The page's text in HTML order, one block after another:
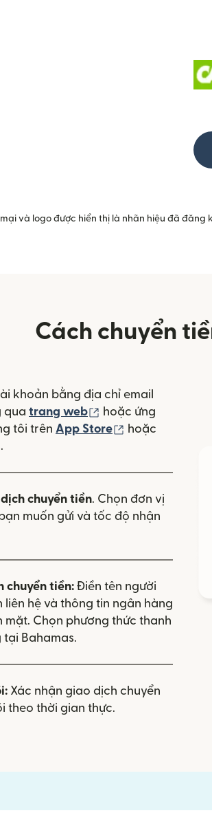
và logo được hiển thị là nhãn hiệu đã
Cách chuyển
khoản bằng địa chỉ email
qua trang web (mở trong cửa sổ
hoặc ứng
tôi trên App Store (mở trong cửa
hoặc
.
chuyển tiền. Chọn đơn vị
muốn gửi và tốc độ nhận
chuyển tiền: Điền tên người
liên hệ và thông tin ngân hàng
mặt. Chọn phương thức thanh
Bahamas.
Xác nhận giao dịch chuyển
theo thời gian thực.